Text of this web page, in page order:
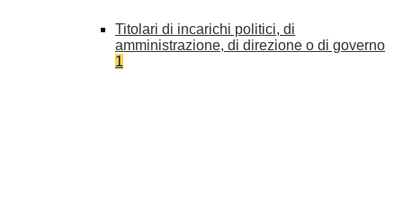
Titolari di incarichi politici, di
amministrazione, di direzione o di governo
1